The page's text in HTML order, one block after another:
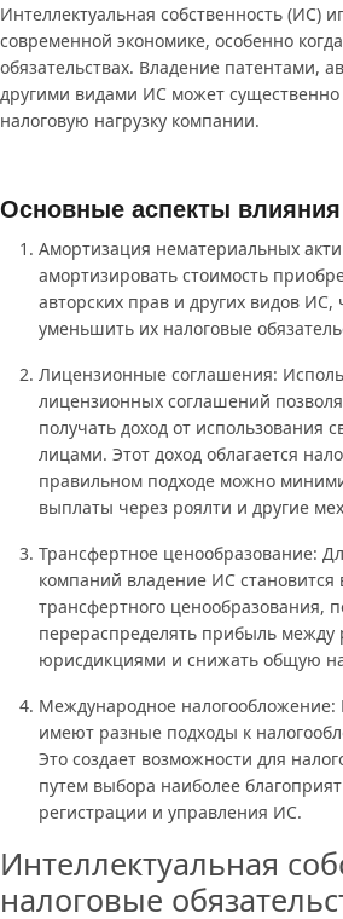
Интеллектуальная собственность (ИС)
современной экономике, особенно
обязательствах. Владение патентами,
другими видами ИС может существенно
налоговую нагрузку компании.
Основные аспекты
Амортизация нематериальных
амортизировать стоимость
авторских прав и других видов ИС,
уменьшить их налоговые
Лицензионные соглашения:
лицензионных соглашений
получать доход от использования
лицами. Этот доход облагается
правильном подходе можно
выплаты через роялти и другие
Трансфертное ценообразование:
компаний владение ИС
трансфертного ценообразования,
перераспределять прибыль
юрисдикциями и снижать общую
Международное
имеют разные подходы к
Это создает возможности для
путем выбора наиболее
регистрации и управления ИС.
Интеллектуальная
налоговые